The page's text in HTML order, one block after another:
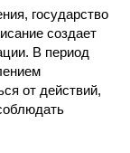
государство
создает
В период
от действий,